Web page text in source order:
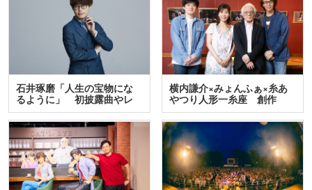
石井琢磨「人生の宝物にな
るように」 初披露曲やレ
ア…
横内謙介×みょんふぁ×糸あ
やつり人形一糸座 創作
人…